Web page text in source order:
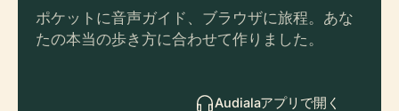
ポケットに音声ガイド、ブラウザに旅程。あな
たの本当の歩き方に合わせて作りました。
Audialaアプリで開く